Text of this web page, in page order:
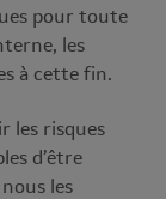
pour toute
les
à cette fin.
les risques
d’être
les